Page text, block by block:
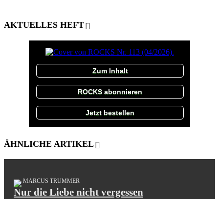
AKTUELLES HEFT
Zum Inhalt
ROCKS abonnieren
Jetzt bestellen
ÄHNLICHE ARTIKEL
MARCUS TRUMMER
Nur die Liebe nicht vergessen